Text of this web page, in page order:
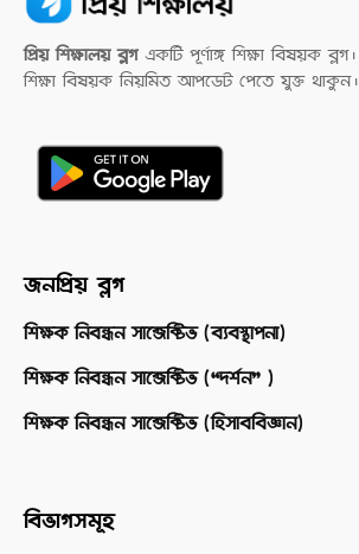
প্রিয় শিক্ষালয় ব্লগএকটি পূর্ণাঙ্গ শিক্ষা বিষয়ক ব্লগ।
শিক্ষা বিষয়ক নিয়মিত আপডেট পেতে যুক্ত থাকুন।
জনপ্রিয় ব্লগ
শিক্ষক নিবন্ধন সাব্জেক্টিভ (ব্যবস্থাপনা)
শিক্ষক নিবন্ধন সাব্জেক্টিভ (“দর্শন” )
শিক্ষক নিবন্ধন সাব্জেক্টিভ (হিসাববিজ্ঞান)
বিভাগসমূহ